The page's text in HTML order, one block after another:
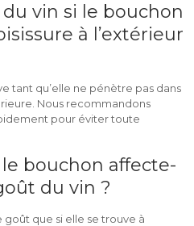
vin si le bouchon
à l’extérieur
tant qu’elle ne pénètre pas dans
Nous recommandons
pour éviter toute
bouchon affecte-
du vin ?
goût que si elle se trouve à